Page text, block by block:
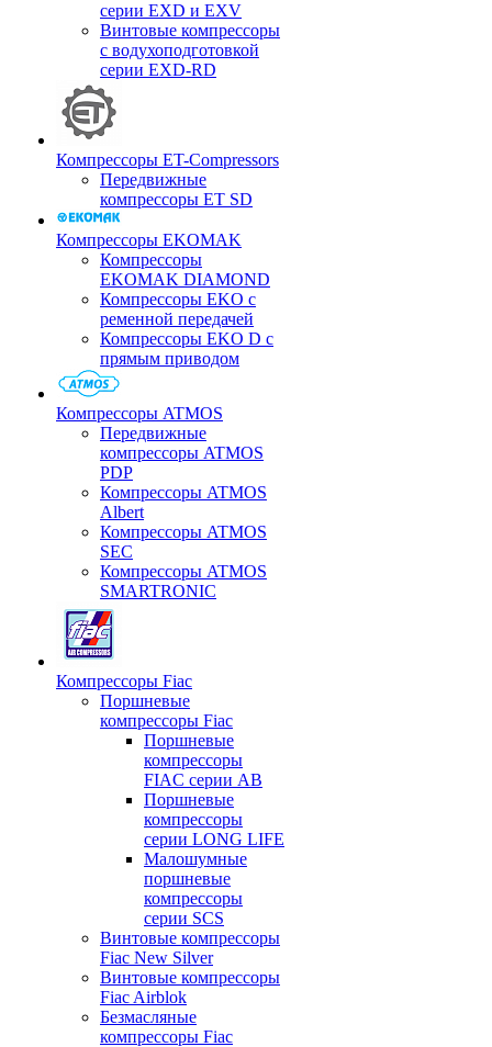
серии EXD и EXV
Винтовые компрессоры
с водухоподготовкой
серии EXD-RD
Компрессоры ET-Compressors
Передвижные
компрессоры ET SD
Компрессоры EKOMAK
Компрессоры
EKOMAK DIAMOND
Компрессоры EKO c
ременной передачей
Компрессоры EKO D с
прямым приводом
Компрессоры ATMOS
Передвижные
компрессоры ATMOS
PDP
Компрессоры ATMOS
Albert
Компрессоры ATMOS
SEC
Компрессоры ATMOS
SMARTRONIC
Компрессоры Fiac
Поршневые
компрессоры Fiac
Поршневые
компрессоры
FIAC серии AB
Поршневые
компрессоры
серии LONG LIFE
Малошумные
поршневые
компрессоры
серии SCS
Винтовые компрессоры
Fiac New Silver
Винтовые компрессоры
Fiac Airblok
Безмасляные
компрессоры Fiac